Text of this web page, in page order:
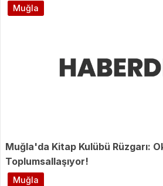
Muğla'da Kitap Kulübü Rüzgarı:
Toplumsallaşıyor!
Muğla
Muğla